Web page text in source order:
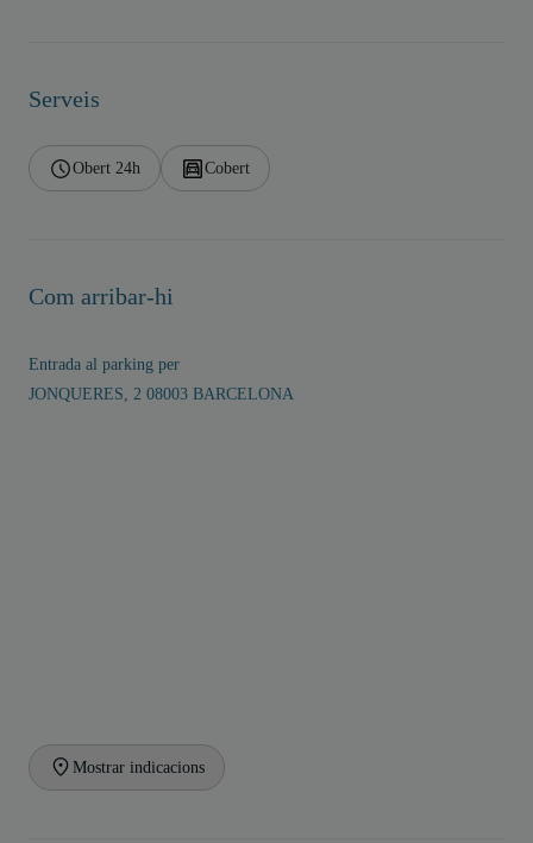
Serveis
Obert 24h Cobert
Com arribar-hi
Entrada al parking per
JONQUERES, 2 08003 BARCELONA
Mostrar indicacions